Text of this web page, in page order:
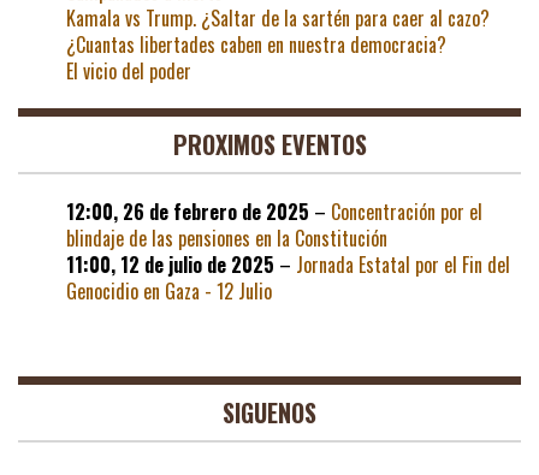
Kamala vs Trump. ¿Saltar de la sartén para caer al cazo?
¿Cuantas libertades caben en nuestra democracia?
El vicio del poder
PROXIMOS EVENTOS
12:00, 26 de febrero de 2025 – Concentración por el
blindaje de las pensiones en la Constitución
11:00, 12 de julio de 2025 – Jornada Estatal por el Fin del
Genocidio en Gaza - 12 Julio
SIGUENOS